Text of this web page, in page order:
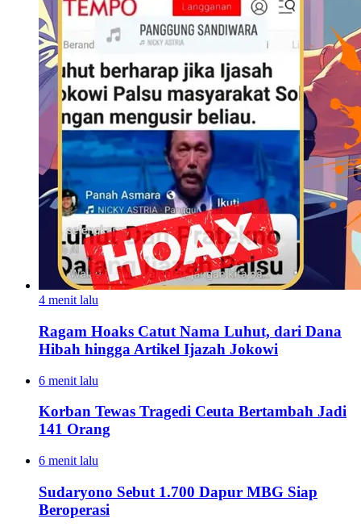
4 menit lalu
Ragam Hoaks Catut Nama Luhut, dari Dana
Hibah hingga Artikel Ijazah Jokowi
6 menit lalu
Korban Tewas Tragedi Ceuta Bertambah Jadi
141 Orang
6 menit lalu
Sudaryono Sebut 1.700 Dapur MBG Siap
Beroperasi